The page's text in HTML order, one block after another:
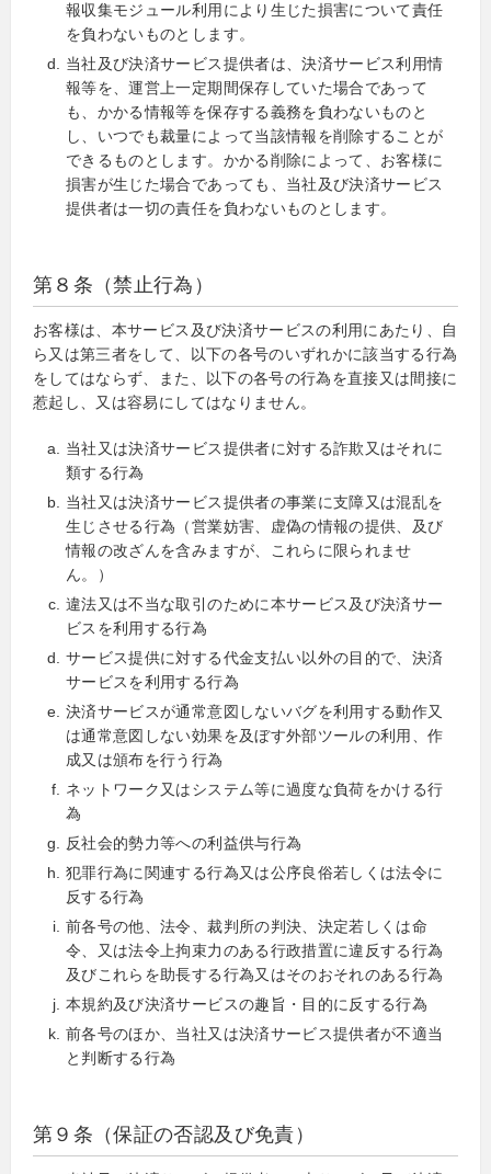
報収集モジュール利用により生じた損害について責任
を負わないものとします。
当社及び決済サービス提供者は、決済サービス利用情
報等を、運営上一定期間保存していた場合であって
も、かかる情報等を保存する義務を負わないものと
し、いつでも裁量によって当該情報を削除することが
できるものとします。かかる削除によって、お客様に
損害が生じた場合であっても、当社及び決済サービス
提供者は一切の責任を負わないものとします。
第８条（禁止行為）
お客様は、本サービス及び決済サービスの利用にあたり、自
ら又は第三者をして、以下の各号のいずれかに該当する行為
をしてはならず、また、以下の各号の行為を直接又は間接に
惹起し、又は容易にしてはなりません。
当社又は決済サービス提供者に対する詐欺又はそれに
類する行為
当社又は決済サービス提供者の事業に支障又は混乱を
生じさせる行為（営業妨害、虚偽の情報の提供、及び
情報の改ざんを含みますが、これらに限られませ
ん。）
違法又は不当な取引のために本サービス及び決済サー
ビスを利用する行為
サービス提供に対する代金支払い以外の目的で、決済
サービスを利用する行為
決済サービスが通常意図しないバグを利用する動作又
は通常意図しない効果を及ぼす外部ツールの利用、作
成又は頒布を行う行為
ネットワーク又はシステム等に過度な負荷をかける行
為
反社会的勢力等への利益供与行為
犯罪行為に関連する行為又は公序良俗若しくは法令に
反する行為
前各号の他、法令、裁判所の判決、決定若しくは命
令、又は法令上拘束力のある行政措置に違反する行為
及びこれらを助長する行為又はそのおそれのある行為
本規約及び決済サービスの趣旨・目的に反する行為
前各号のほか、当社又は決済サービス提供者が不適当
と判断する行為
第９条（保証の否認及び免責）